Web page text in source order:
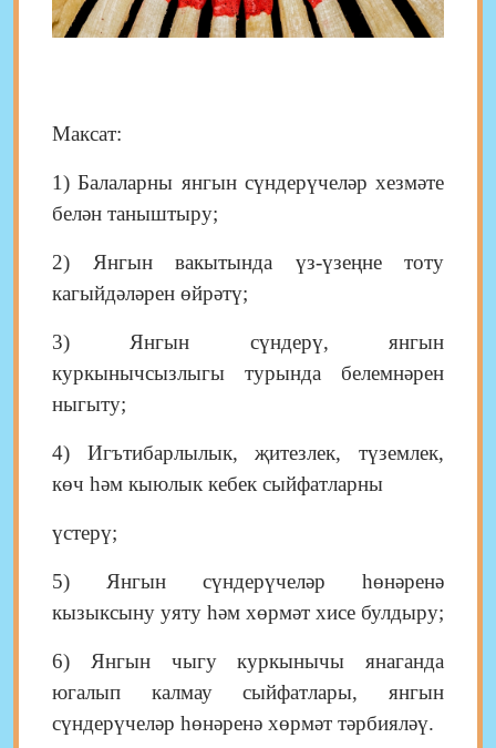
Максат:
1) Балаларны янгын сүндерүчеләр хезмәте
белән таныштыру;
2) Янгын вакытында үз-үзеңне тоту
кагыйдәләрен өйрәтү;
3) Янгын сүндерү, янгын
куркынычсызлыгы турында белемнәрен
ныгыту;
4) Игътибарлылык, җитезлек, түземлек,
көч һәм кыюлык кебек сыйфатларны
үстерү;
5) Янгын сүндерүчеләр һөнәренә
кызыксыну уяту һәм хөрмәт хисе булдыру;
6) Янгын чыгу куркынычы янаганда
югалып калмау сыйфатлары, янгын
сүндерүчеләр һөнәренә хөрмәт тәрбияләү.